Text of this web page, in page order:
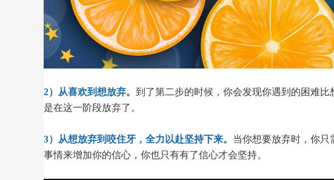
2）从喜欢到想放弃。 到了第二步的时候，你会发现你遇到的困难
是在这一阶段放弃了。
3）从想放弃到咬住牙，全力以赴坚持下来。 当你想要放弃时，你
事情来增加你的信心，你也只有有了信心才会坚持。